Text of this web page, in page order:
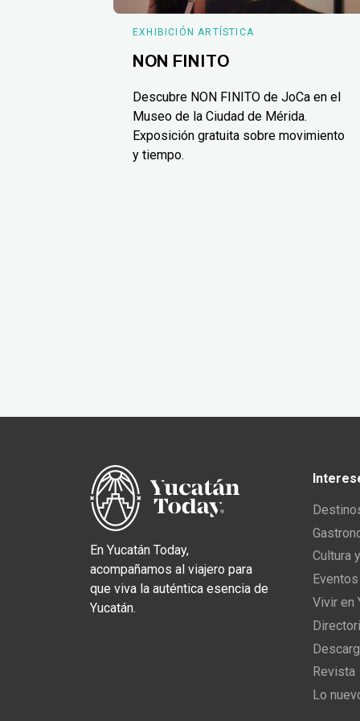
EXHIBICIÓN ARTÍSTICA
NON FINITO
Descubre NON FINITO de JoCa en el
Museo de la Ciudad de Mérida.
Exposición gratuita sobre movimiento
y tiempo.
En Yucatán Today,
acompañamos al viajero para
que viva la auténtica esencia de
Yucatán.
Cultura
Vivir en
Revista
Lo